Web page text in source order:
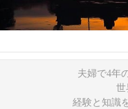
夫婦で4年
世
経験と知識